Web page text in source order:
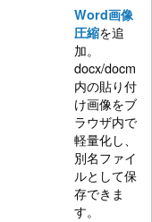
Word画像
圧縮を追
加。
docx/docm
内の貼り付
け画像をブ
ラウザ内で
軽量化し、
別名ファイ
ルとして保
存できま
す。